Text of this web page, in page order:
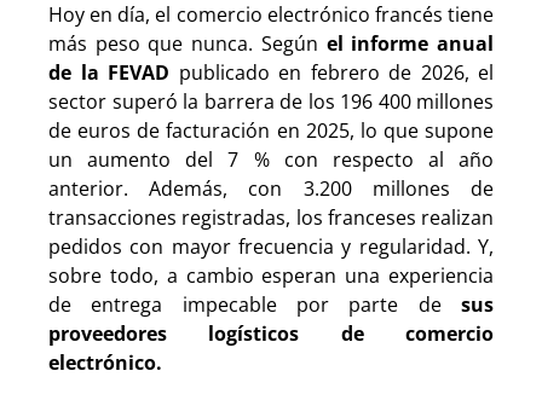
Hoy en día, el comercio electrónico francés tiene
más peso que nunca. Según el informe anual
de la FEVAD publicado en febrero de 2026, el
sector superó la barrera de los 196 400 millones
de euros de facturación en 2025, lo que supone
un aumento del 7 % con respecto al año
anterior. Además, con 3.200 millones de
transacciones registradas, los franceses realizan
pedidos con mayor frecuencia y regularidad. Y,
sobre todo, a cambio esperan una experiencia
de entrega impecable por parte de sus
proveedores logísticos de comercio
electrónico.